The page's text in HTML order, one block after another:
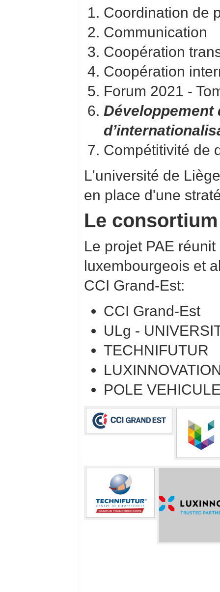
Coordination de
Communication
Coopération
Coopération
Forum 2021 -
Développement
Compétitivité de
L'université de
en place d'une
Le consortium
Le projet PAE
luxembourgeois et
CCI Grand-Est:
CCI Grand-Est
ULg -
TECHNIFUTUR
POLE